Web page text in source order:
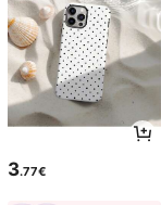
3.77€